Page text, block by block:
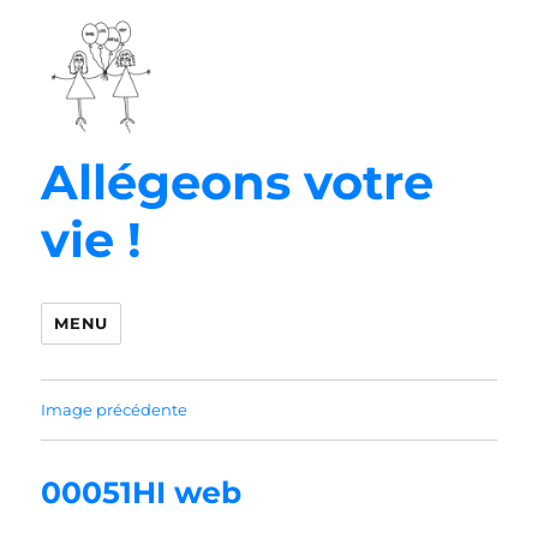
Allégeons votre
vie !
MENU
Image précédente
00051HI web